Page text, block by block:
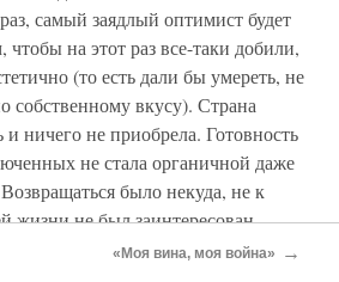
самый заядлый оптимист будет
чтобы на этот раз все-таки добили,
(то есть дали бы умереть, не
собственному вкусу). Страна
ничего не приобрела. Готовность
не стала органичной даже
было некуда, не к
жизни не был заинтересован
семьи, одной комиссии Моссовета
«Моя вина, моя война» →